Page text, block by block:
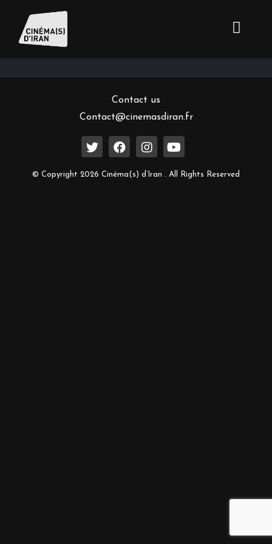
Inscrivez-vous à notre newsletter
Contact us
Contact@cinemasdiran.fr
© Copyright 2026 Cinéma(s) d’Iran . All Rights Reserved